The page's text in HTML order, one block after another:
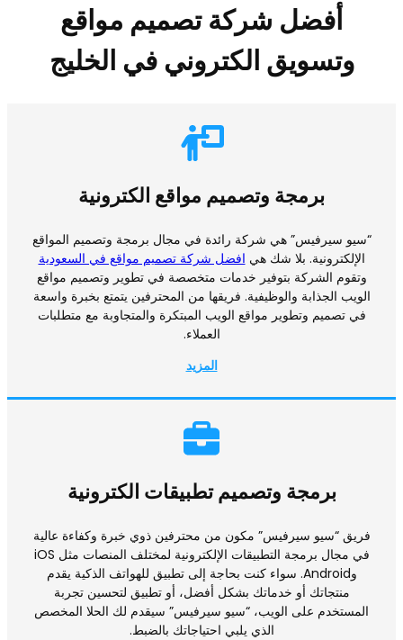
أفضل شركة تصميم مواقع
وتسويق الكتروني في الخليج
برمجة وتصميم مواقع الكترونية
“سيو سيرفيس” هي شركة رائدة في مجال برمجة وتصميم المواقع
الإلكترونية. بلا شك هي افضل شركة تصميم مواقع في السعودية
وتقوم الشركة بتوفير خدمات متخصصة في تطوير وتصميم مواقع
الويب الجذابة والوظيفية. فريقها من المحترفين يتمتع بخبرة واسعة
في تصميم وتطوير مواقع الويب المبتكرة والمتجاوبة مع متطلبات
العملاء.
المزيد
برمجة وتصميم تطبيقات الكترونية
فريق “سيو سيرفيس” مكون من محترفين ذوي خبرة وكفاءة عالية
في مجال برمجة التطبيقات الإلكترونية لمختلف المنصات مثل iOS
وAndroid. سواء كنت بحاجة إلى تطبيق للهواتف الذكية يقدم
منتجاتك أو خدماتك بشكل أفضل، أو تطبيق لتحسين تجربة
المستخدم على الويب، “سيو سيرفيس” سيقدم لك الحلا المخصص
الذي يلبي احتياجاتك بالضبط.